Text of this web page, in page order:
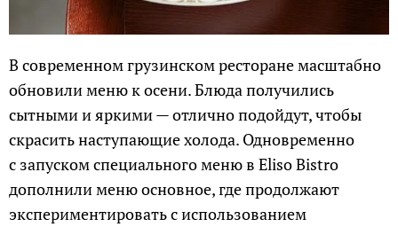
В современном грузинском ресторане масштабно
обновили меню к осени. Блюда получились
сытными и яркими — отлично подойдут, чтобы
скрасить наступающие холода. Одновременно
с запуском специального меню в Eliso Bistro
дополнили меню основное, где продолжают
экспериментировать с использованием